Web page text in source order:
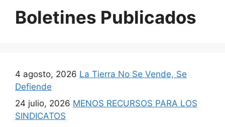
Boletines Publicados
4 agosto, 2026 La Tierra No Se Vende, Se
Defiende
24 julio, 2026 MENOS RECURSOS PARA LOS
SINDICATOS